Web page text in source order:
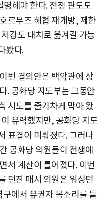
명해야 한다. 전쟁 판도도
르무즈 해협 재개방, 제한
강도 대치로 옮겨갈 가능
봤다.
번 결의안은 백악관에 상
. 공화당 지도부는 그동안
시도를 줄기차게 막아 왔
유력했지만, 공화당 지도
표결이 미뤄졌다. 그러나
공화당 의원들이 전쟁에
서 계산이 틀어졌다. 이번
던진 매시 의원은 워싱턴
에서 유권자 목소리를 들